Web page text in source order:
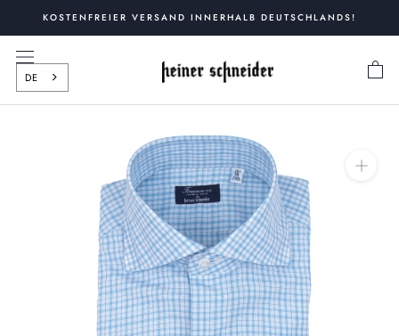
springen
KOSTENFREIER VERSAND INNERHALB DEUTSCHLANDS!
DE